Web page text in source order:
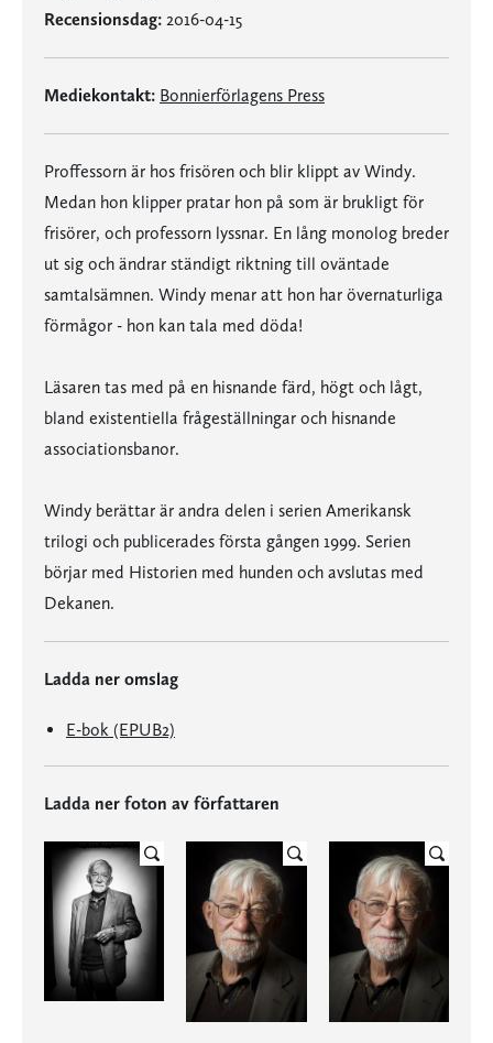
Recensionsdag: 2016-04-15
Mediekontakt: Bonnierförlagens Press
Proffessorn är hos frisören och blir klippt av Windy.
Medan hon klipper pratar hon på som är brukligt för
frisörer, och professorn lyssnar. En lång monolog breder
ut sig och ändrar ständigt riktning till oväntade
samtalsämnen. Windy menar att hon har övernaturliga
förmågor - hon kan tala med döda!
Läsaren tas med på en hisnande färd, högt och lågt,
bland existentiella frågeställningar och hisnande
associationsbanor.
Windy berättar är andra delen i serien Amerikansk
trilogi och publicerades första gången 1999. Serien
börjar med Historien med hunden och avslutas med
Dekanen.
Ladda ner omslag
E-bok (EPUB2)
Ladda ner foton av författaren